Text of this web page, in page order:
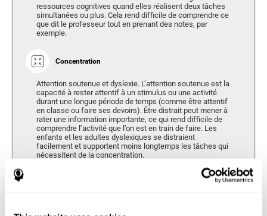
ressources cognitives quand elles réalisent deux tâches
simultanées ou plus. Cela rend difficile de comprendre ce
que dit le professeur tout en prenant des notes, par
exemple.
Concentration
Attention soutenue et dyslexie. L’attention soutenue est la
capacité à rester attentif à un stimulus ou une activité
durant une longue période de temps (comme être attentif
en classe ou faire ses devoirs). Être distrait peut mener à
rater une information importante, ce qui rend difficile de
comprendre l’activité que l’on est en train de faire. Les
enfants et les adultes dyslexiques se distraient
facilement et supportent moins longtemps les tâches qui
nécessitent de la concentration.
Mémoire